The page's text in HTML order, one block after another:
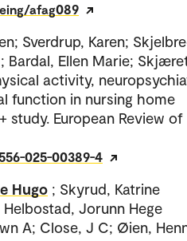
afag089
Sverdrup, Karen;
; Bardal, Ellen Marie;
activity,
function in nursing home
study. European Review of
025-00389-4
Hugo ; Skyrud, Katrine
Helbostad, Jorunn Hege
A; Close, J C; Øien,